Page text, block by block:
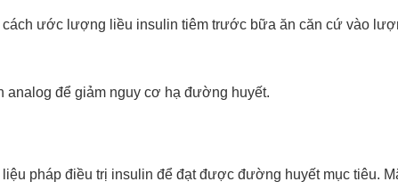
ước lượng liều insulin tiêm trước bữa ăn căn cứ vào
để giảm nguy cơ hạ đường huyết.
pháp điều trị insulin để đạt được đường huyết mục tiêu.